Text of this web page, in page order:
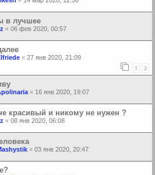
в лучшее
« 06 фев 2020, 00:57
« 27 янв 2020, 21:09
1 2
« 16 янв 2020, 19:07
красивый и никому не нужен ?
« 08 янв 2020, 06:08
« 03 янв 2020, 20:47